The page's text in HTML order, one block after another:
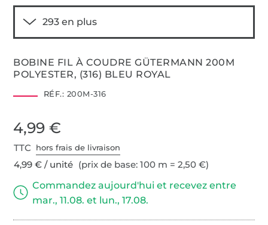
BOBINE FIL À COUDRE GÜTERMANN 200M
POLYESTER, (316) BLEU ROYAL
RÉF.: 200M-316
4,99 €
TTC hors frais de livraison
4,99 € / unité (prix de base: 100 m = 2,50 €)
Commandez aujourd'hui et recevez entre
mar., 11.08. et lun., 17.08.